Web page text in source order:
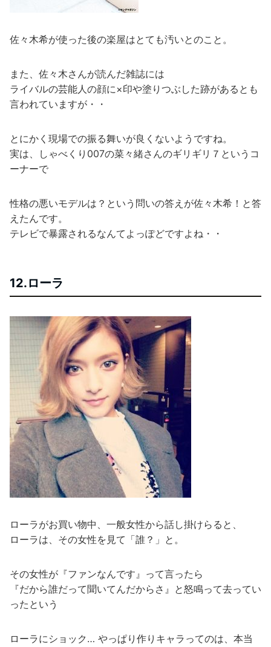
佐々木希が使った後の楽屋はとても汚いとのこと。
また、佐々木さんが読んだ雑誌には
ライバルの芸能人の顔に×印や塗りつぶした跡があるとも
言われていますが・・
とにかく現場での振る舞いが良くないようですね。
実は、しゃべくり007の菜々緒さんのギリギリ７というコ
ーナーで
性格の悪いモデルは？という問いの答えが佐々木希！と答
えたんです。
テレビで暴露されるなんてよっぽどですよね・・
12.ローラ
ローラがお買い物中、一般女性から話し掛けらると、
ローラは、その女性を見て「誰？」と。
その女性が『ファンなんです』って言ったら
『だから誰だって聞いてんだからさ』と怒鳴って去ってい
ったという
ローラにショック… やっぱり作りキャラってのは、本当